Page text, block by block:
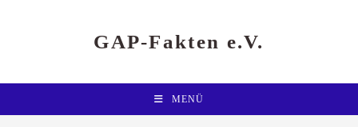
GAP-Fakten e.V.
MENÜ